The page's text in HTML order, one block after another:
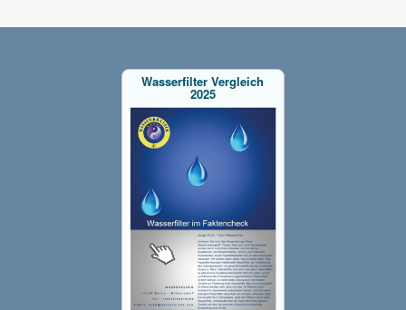
Wasserfilter Vergleich
2025